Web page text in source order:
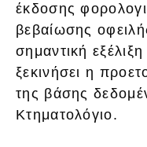
έκδοσης
βεβαίωσης
σημαντική
ξεκινήσει η
της βάσης
Κτηματολόγιο.